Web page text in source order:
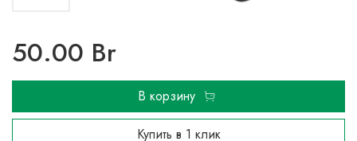
50.00 Br
В корзину
Купить в 1 клик